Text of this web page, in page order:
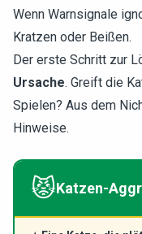
Wenn Warnsignale
Kratzen oder Beißen.
Der erste Schritt zur
Ursache. Greift die
Spielen? Aus dem
Hinweise.
😾Katzen-